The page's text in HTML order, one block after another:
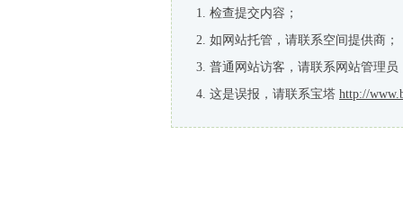
检查提交内容；
如网站托管，请联系空间提供商；
普通网站访客，请联系网站管理员
这是误报，请联系宝塔 http://